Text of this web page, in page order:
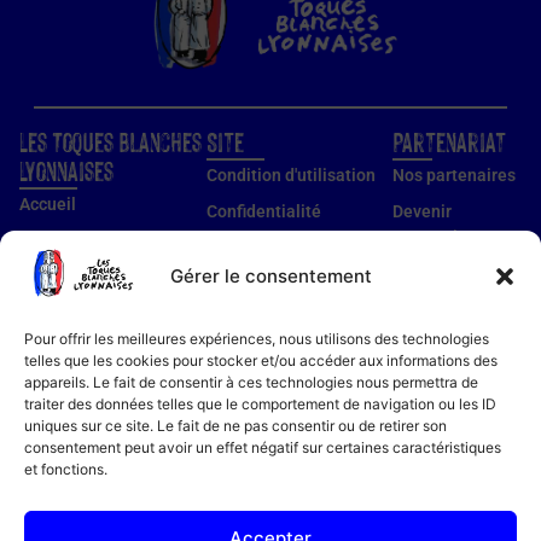
Gérer le consentement
Pour offrir les meilleures expériences, nous utilisons des technologies
telles que les cookies pour stocker et/ou accéder aux informations des
appareils. Le fait de consentir à ces technologies nous permettra de
traiter des données telles que le comportement de navigation ou les ID
uniques sur ce site. Le fait de ne pas consentir ou de retirer son
consentement peut avoir un effet négatif sur certaines caractéristiques
et fonctions.
Partenariat
Nos partenaires
Devenir
partenaire
Devenir membre
Les Toques Blanches
Lyonnaises
Accueil
Guide établissements
Notre histoire
Bon cadeau
Recettes
Actualités
Site
Condition d'utilisation
Confidentialité
Mentions légales